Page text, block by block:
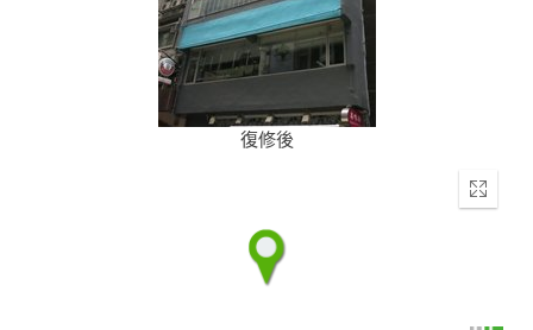
復修後
Enter